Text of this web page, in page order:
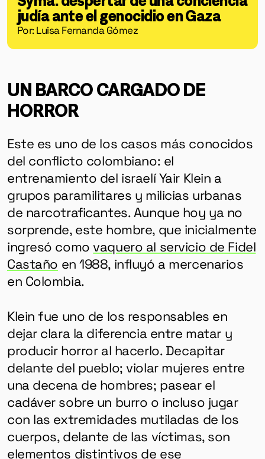
judía ante el genocidio en Gaza
Por: Luisa Fernanda Gómez
UN BARCO CARGADO DE
HORROR
Este es uno de los casos más conocidos
del conflicto colombiano: el
entrenamiento del israelí Yair Klein a
grupos paramilitares y milicias urbanas
de narcotraficantes. Aunque hoy ya no
sorprende, este hombre, que inicialmente
ingresó comovaquero al servicio de Fidel
Castaño en 1988, influyó a mercenarios
en Colombia.
Klein fue uno de los responsables en
dejar clara la diferencia entre matar y
producir horror al hacerlo. Decapitar
delante del pueblo; violar mujeres entre
una decena de hombres; pasear el
cadáver sobre un burro o incluso jugar
con las extremidades mutiladas de los
cuerpos, delante de las víctimas, son
elementos distintivos de ese